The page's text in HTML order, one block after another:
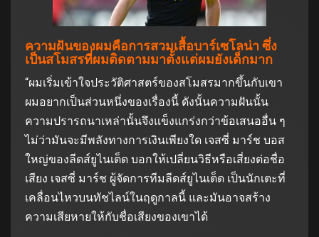
ความฝันของผมคือการสวมเสื้อบาร์เซโลน่า ซึ่ง
เป็นสโมสรที่ผมติดตามมาตั้งแต่ผมยังเด็กมาก
“ผมเริ่มเข้าใจประวัติศาสตร์ของสโมสรมากขึ้นกับเขา
ผมอยากเป็นส่วนหนึ่งของเรื่องนี้ ดังนั้นความฝันนั้น
ความปรารถนาเหล่านั้นจึงแข็งแกร่งกว่าข้อเสนออื่น ๆ
ไม่ว่ามันจะมีพลังทางการเงินเพียงใด เจสซี่ มาร์ช บอส
ใหญ่ของลีดส์ยูไนเต็ด บอกให้เปลี่ยนวิธีหรือเสี่ยงต่อชื่อ
เสียง เจสซี่ มาร์ช ผู้จัดการทีมลีดส์ยูไนเต็ด เป็นนักเตะที่
เคลื่อนไหวบนทัชไลน์ในฤดูกาลนี้ และมันอาจสร้าง
ความเสียหายให้กับชื่อเสียงของเขาได้